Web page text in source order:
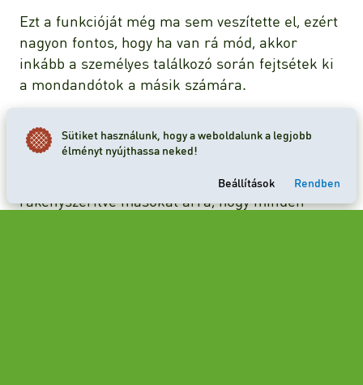
Ezt a funkcióját még ma sem veszítette el, ezért
nagyon fontos, hogy ha van rá mód, akkor
inkább a személyes találkozó során fejtsétek ki
a mondandótok a másik számára.
Ha erre nincs lehetőség, természetesen az sem
tragédia, de ebben az esetben nagyon ügyelj rá,
hogy ne hangoskodva csevegj, jóformán
rákényszerítve másokat arra, hogy minden
Sütiket használunk, hogy a weboldalunk a legjobb
élményt nyújthassa neked!
Beállítások Rendben